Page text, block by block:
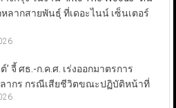
ลากสายพันธุ์ ที่เดอะไนน์ เซ็นเตอร์
’ จี้ ศธ.-ก.ค.ศ. เร่งออกมาตรการ
ากร กรณีเสียชีวิตขณะปฏิบัติหน้าที่